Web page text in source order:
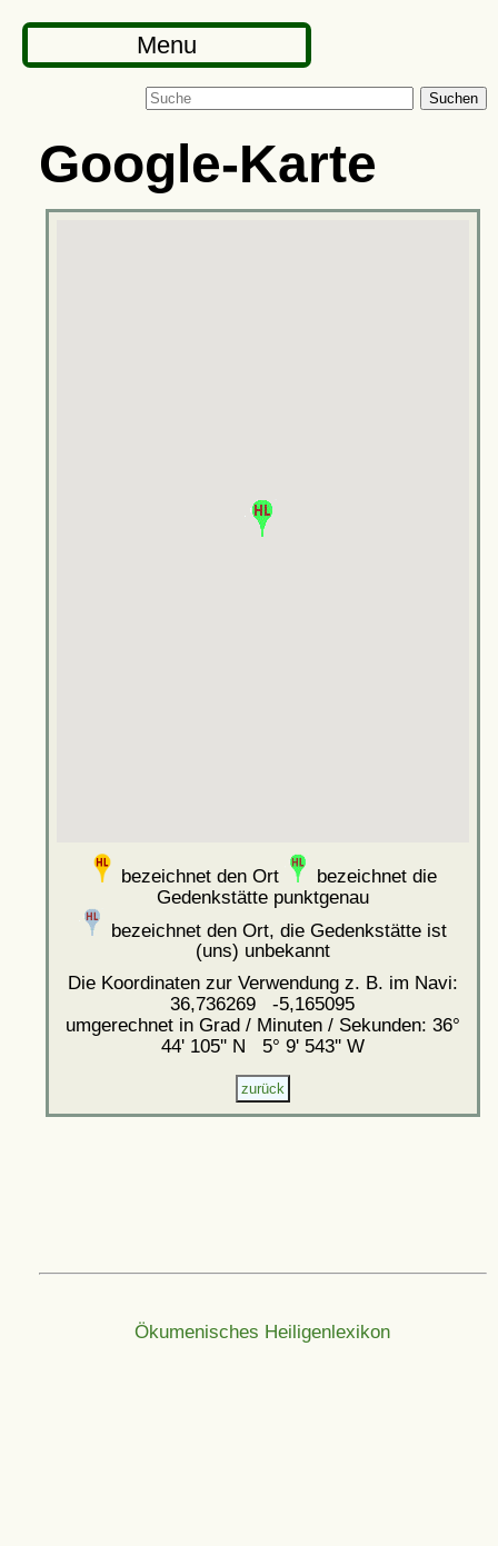
Menu
Suchen
Google-Karte
bezeichnet den Ort
bezeichnet die
Gedenkstätte punktgenau
bezeichnet den Ort, die Gedenkstätte ist
(uns) unbekannt
Die Koordinaten zur Verwendung z. B. im Navi:
36,736269 -5,165095
umgerechnet in Grad / Minuten / Sekunden: 36°
44' 105'' N 5° 9' 543'' W
Ökumenisches Heiligenlexikon